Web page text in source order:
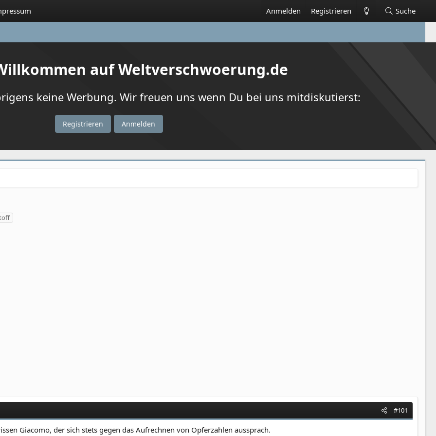
Anmelden Registrieren Suche
auf Weltverschwoerung.de
keine Werbung. Wir freuen uns wenn Du bei uns mitdiskutierst:
Registrieren Anmelden
#101
Giacomo, der sich stets gegen das Aufrechnen von Opferzahlen aussprach.